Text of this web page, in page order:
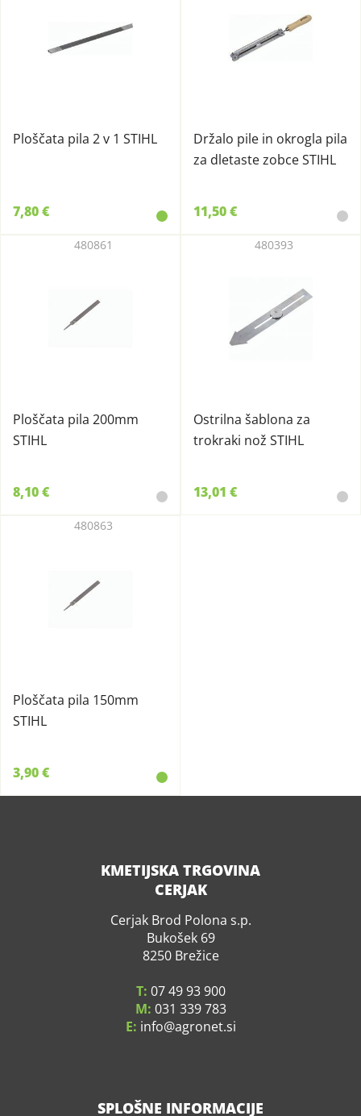
Ploščata pila 2 v 1 STIHL
7,80 €
Držalo pile in okrogla pila
za dletaste zobce STIHL
11,50 €
Ploščata pila 200mm
STIHL
480861
8,10 €
Ostrilna šablona za
trokraki nož STIHL
480393
13,01 €
Ploščata pila 150mm
STIHL
480863
3,90 €
KMETIJSKA TRGOVINA
CERJAK
Cerjak Brod Polona s.p.
Bukošek 69
8250 Brežice
T: 07 49 93 900
M: 031 339 783
E: info agronet.si
SPLOŠNE INFORMACIJE